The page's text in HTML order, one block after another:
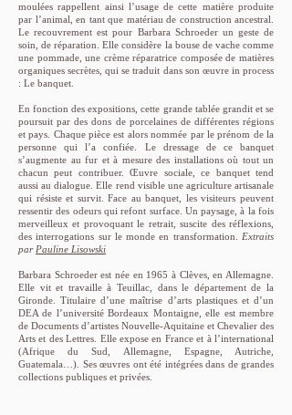
moulées rappellent ainsi l’usage de cette matière produite
par l’animal, en tant que matériau de construction ancestral.
Le recouvrement est pour Barbara Schroeder un geste de
soin, de réparation. Elle considère la bouse de vache comme
une pommade, une crème réparatrice composée de matières
organiques secrètes, qui se traduit dans son œuvre in process
: Le banquet.
En fonction des expositions, cette grande tablée grandit et se
poursuit par des dons de porcelaines de différentes régions
et pays. Chaque pièce est alors nommée par le prénom de la
personne qui l’a confiée. Le dressage de ce banquet
s’augmente au fur et à mesure des installations où tout un
chacun peut contribuer. Œuvre sociale, ce banquet tend
aussi au dialogue. Elle rend visible une agriculture artisanale
qui résiste et survit. Face au banquet, les visiteurs peuvent
ressentir des odeurs qui refont surface. Un paysage, à la fois
merveilleux et provoquant le retrait, suscite des réflexions,
des interrogations sur le monde en transformation. Extraits
par Pauline Lisowski
Barbara Schroeder est née en 1965 à Clèves, en Allemagne.
Elle vit et travaille à Teuillac, dans le département de la
Gironde. Titulaire d’une maîtrise d’arts plastiques et d’un
DEA de l’université Bordeaux Montaigne, elle est membre
de Documents d’artistes Nouvelle-Aquitaine et Chevalier des
Arts et des Lettres. Elle expose en France et à l’international
(Afrique du Sud, Allemagne, Espagne, Autriche,
Guatemala…). Ses œuvres ont été intégrées dans de grandes
collections publiques et privées.